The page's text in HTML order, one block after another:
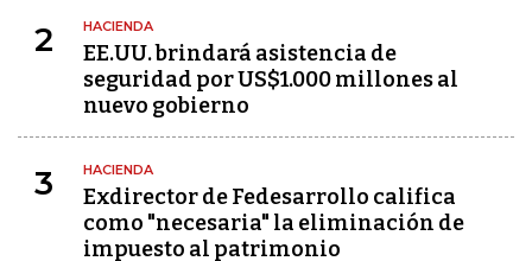
2 HACIENDA
EE.UU. brindará asistencia de
seguridad por US$1.000 millones al
nuevo gobierno
3 HACIENDA
Exdirector de Fedesarrollo califica
como "necesaria" la eliminación de
impuesto al patrimonio